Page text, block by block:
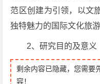
范区创建为引领，以文
独特魅力的国际文化旅游
2、研究目的及意义
剩余内容已隐藏，您需要
容！